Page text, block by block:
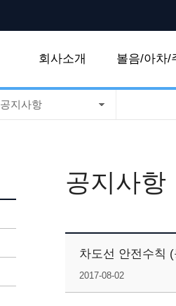
회사소개 볼음/아차/
공지사항
공지사항
차도선 안전수칙
2017-08-02